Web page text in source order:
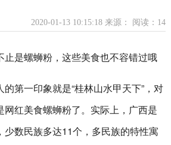
2020-01-13 10:15:18 来源： 阅读：14
第一印象就是“桂林山水甲天下”，对
网红美食螺蛳粉了。实际上，广西是
少数民族多达11个，多民族的特性寓